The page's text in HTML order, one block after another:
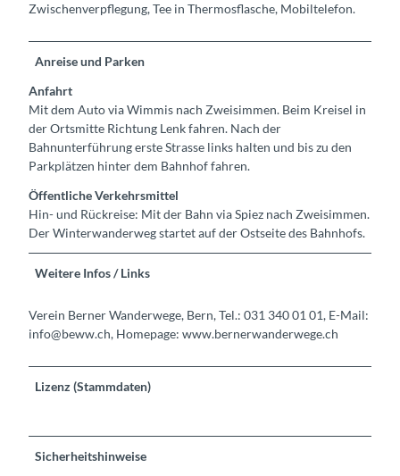
Zwischenverpflegung, Tee in Thermosflasche, Mobiltelefon.
Anreise und Parken
Anfahrt
Mit dem Auto via Wimmis nach Zweisimmen. Beim Kreisel in
der Ortsmitte Richtung Lenk fahren. Nach der
Bahnunterführung erste Strasse links halten und bis zu den
Parkplätzen hinter dem Bahnhof fahren.
Öffentliche Verkehrsmittel
Hin- und Rückreise: Mit der Bahn via Spiez nach Zweisimmen.
Der Winterwanderweg startet auf der Ostseite des Bahnhofs.
Weitere Infos / Links
Verein Berner Wanderwege, Bern, Tel.: 031 340 01 01, E-Mail:
info@beww.ch, Homepage: www.bernerwanderwege.ch
Lizenz (Stammdaten)
Sicherheitshinweise